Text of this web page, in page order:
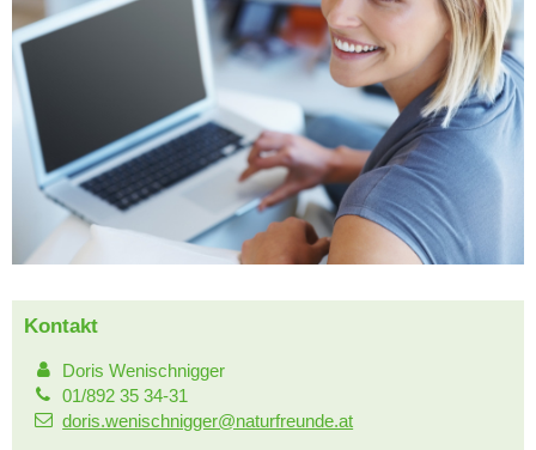
Kontakt
Doris Wenischnigger
01/892 35 34-31
doris.wenischnigger@naturfreunde.at